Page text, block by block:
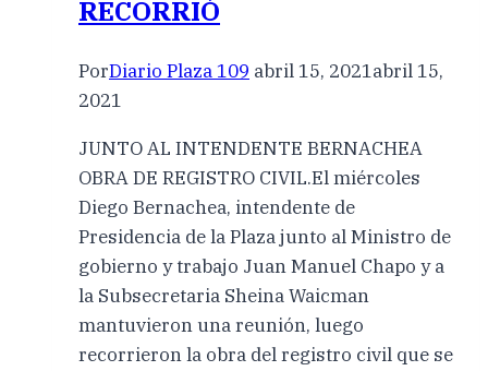
RECORRIÓ
PorDiario Plaza 109 abril 15, 2021abril 15,
2021
JUNTO AL INTENDENTE BERNACHEA
OBRA DE REGISTRO CIVIL.El miércoles
Diego Bernachea, intendente de
Presidencia de la Plaza junto al Ministro de
gobierno y trabajo Juan Manuel Chapo y a
la Subsecretaria Sheina Waicman
mantuvieron una reunión, luego
recorrieron la obra del registro civil que se